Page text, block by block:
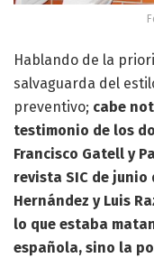
Hablando de la
salvaguarda del
preventivo; cabe
testimonio de los
Francisco Gatell y
revista SIC de junio
Hernández y Luis
lo que estaba
española, sino la